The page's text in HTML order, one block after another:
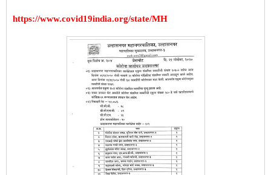
https://www.covid19india.org/state/MH